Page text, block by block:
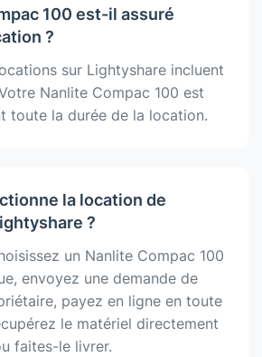
100 est-il assuré
?
sur Lightyshare incluent
Nanlite Compac 100 est
toute la durée de la location.
la location de
?
un Nanlite Compac 100
envoyez une demande de
payez en ligne en toute
le matériel directement
faites-le livrer.